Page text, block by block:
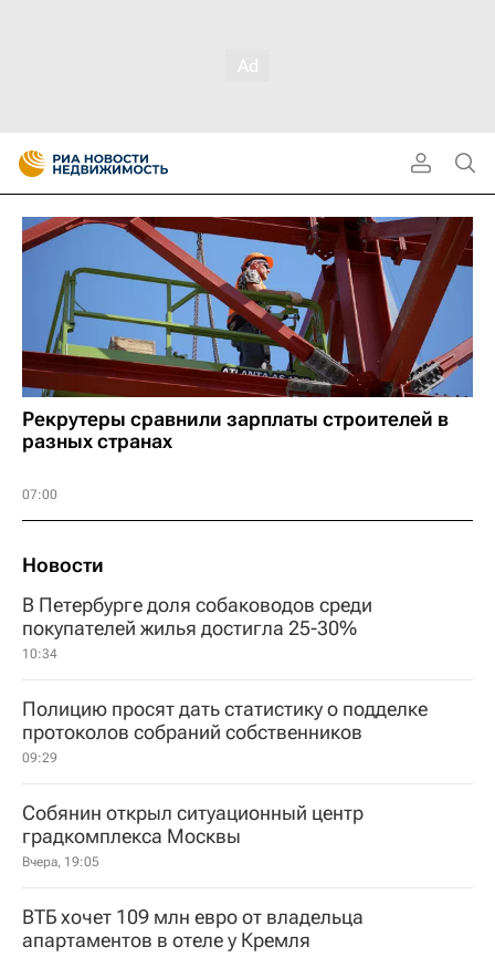
Рекрутеры сравнили зарплаты строителей в
разных странах
07:00
Новости
В Петербурге доля собаководов среди
покупателей жилья достигла 25-30%
10:34
Полицию просят дать статистику о подделке
протоколов собраний собственников
09:29
Собянин открыл ситуационный центр
градкомплекса Москвы
Вчера, 19:05
ВТБ хочет 109 млн евро от владельца
апартаментов в отеле у Кремля